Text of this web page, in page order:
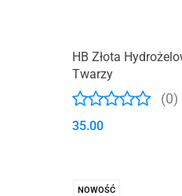
HB Złota
Twarzy
(0)
35.00
NOWOŚĆ